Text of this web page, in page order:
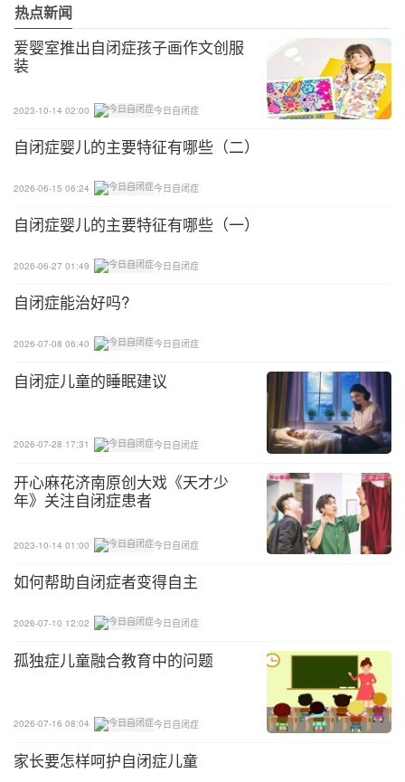
5、尽早教给自闭症孩子一些关于性意识的基本知
识：什么是性？什么是可接受的行为？什么时候这些
行为是可以接受的？教给他们关于身体界限的知识：
我们的身体有哪些界限，以及与他人互动时我们应该
有哪些界限？
响自闭症孩子处理两性间的亲密关系。极度的敏感可
能会让年轻人很难享受亲密关系带来的生理快感。
7、如果青春期自闭症孩子在学校接受的是为主流人
面的知识，但他无法将这些知识个性化，而且意识不
到这些知识对他的意义。因此，家长需要让他知道这
8、自闭症儿童和青少年倾向于从字面上理解事物，
因此，在讨论性的时候要做到明确和直接。在向孩子
讲解性和性行为的时候，要使用在社交和情感上与其
年龄相符的材料，而且要保证这些教学材料中的人体
构造是符合解剖学的。家长可以和自闭症孩子/青少
年讨论以下话题：青春期、身体部位、个人护理、医
学检查、社交技能，以及与性行为有关的责任。
“不”，并鼓励他们躲开那些试图利用他们的人。媒体
报道，残疾儿童被性虐待的可能性是正常人的2.2
倍，这说明了解和培养自我保护技能非常重要。
热点新闻
爱婴室推出自闭症孩子画作文创服
装
2023-10-14 02:00 今日自闭症
自闭症婴儿的主要特征有哪些（二）
2026-06-15 06:24 今日自闭症
自闭症婴儿的主要特征有哪些（一）
2026-06-27 01:49 今日自闭症
自闭症能治好吗?
2026-07-08 06:40 今日自闭症
自闭症儿童的睡眠建议
2026-07-28 17:31 今日自闭症
开心麻花济南原创大戏《天才少
年》关注自闭症患者
2023-10-14 01:00 今日自闭症
如何帮助自闭症者变得自主
2026-07-10 12:02 今日自闭症
孤独症儿童融合教育中的问题
2026-07-16 08:04 今日自闭症
家长要怎样呵护自闭症儿童